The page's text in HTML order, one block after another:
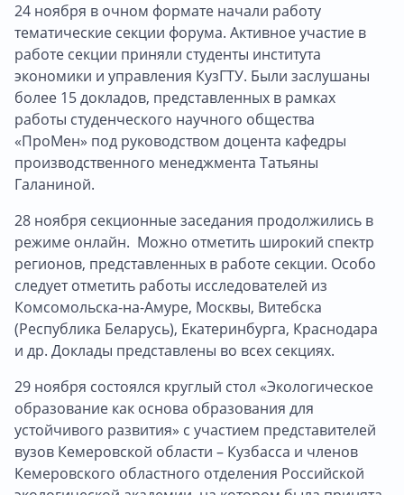
24 ноября в очном формате начали работу
тематические секции форума. Активное участие в
работе секции приняли студенты института
экономики и управления КузГТУ. Были заслушаны
более 15 докладов, представленных в рамках
работы студенческого научного общества
«ПроМен» под руководством доцента кафедры
производственного менеджмента Татьяны
Галаниной.
28 ноября секционные заседания продолжились в
режиме онлайн. Можно отметить широкий спектр
регионов, представленных в работе секции. Особо
следует отметить работы исследователей из
Комсомольска-на-Амуре, Москвы, Витебска
(Республика Беларусь), Екатеринбурга, Краснодара
и др. Доклады представлены во всех секциях.
29 ноября состоялся круглый стол «Экологическое
образование как основа образования для
устойчивого развития» с участием представителей
вузов Кемеровской области – Кузбасса и членов
Кемеровского областного отделения Российской